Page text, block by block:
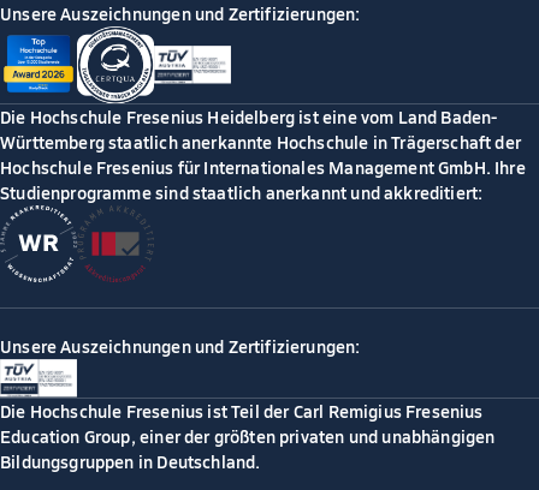
Unsere Auszeichnungen und Zertifizierungen:
Die Hochschule Fresenius Heidelberg ist eine vom Land Baden-
Württemberg staatlich anerkannte Hochschule in Trägerschaft der
Hochschule Fresenius für Internationales Management GmbH. Ihre
Studienprogramme sind staatlich anerkannt und akkreditiert:
Unsere Auszeichnungen und Zertifizierungen:
Die Hochschule Fresenius ist Teil der Carl Remigius Fresenius
Education Group, einer der größten privaten und unabhängigen
Bildungsgruppen in Deutschland.